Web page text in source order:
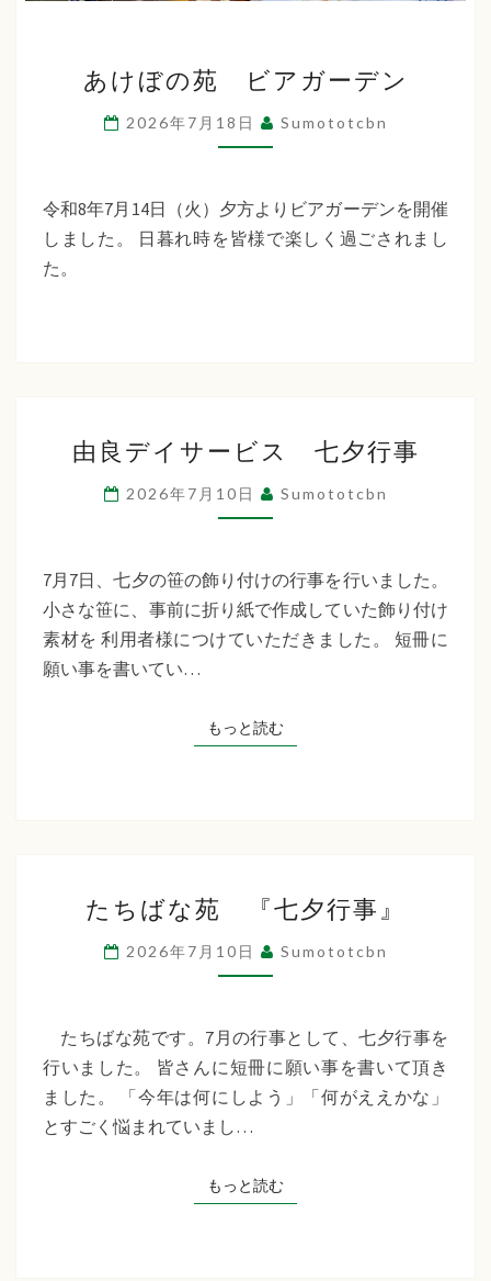
け
ぼ
の
ビ
ア
あけぼの苑 ビアガーデン
2026年7月18日 Sumototcbn
令和8年7月14日（火）夕方よりビアガーデンを開催
しました。 日暮れ時を皆様で楽しく過ごされまし
た。
良
デ
イ
ー
ビ
ス
行
事
由良デイサービス 七夕行事
2026年7月10日 Sumototcbn
7月7日、七夕の笹の飾り付けの行事を行いました。
小さな笹に、事前に折り紙で作成していた飾り付け
素材を 利用者様につけていただきました。 短冊に
願い事を書いてい…
もっと読むもっと読む
ち
ば
な
『七
夕
行
たちばな苑 『七夕行事』
2026年7月10日 Sumototcbn
たちばな苑です。7月の行事として、七夕行事を
行いました。 皆さんに短冊に願い事を書いて頂き
ました。 「今年は何にしよう」「何がええかな」
とすごく悩まれていまし…
もっと読むもっと読む